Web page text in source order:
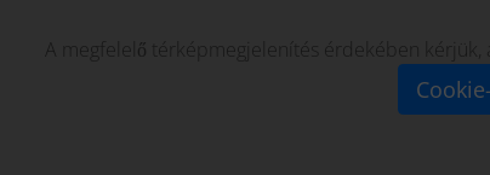
A megfelelő térképmegjelenítés érdekében kérjük,